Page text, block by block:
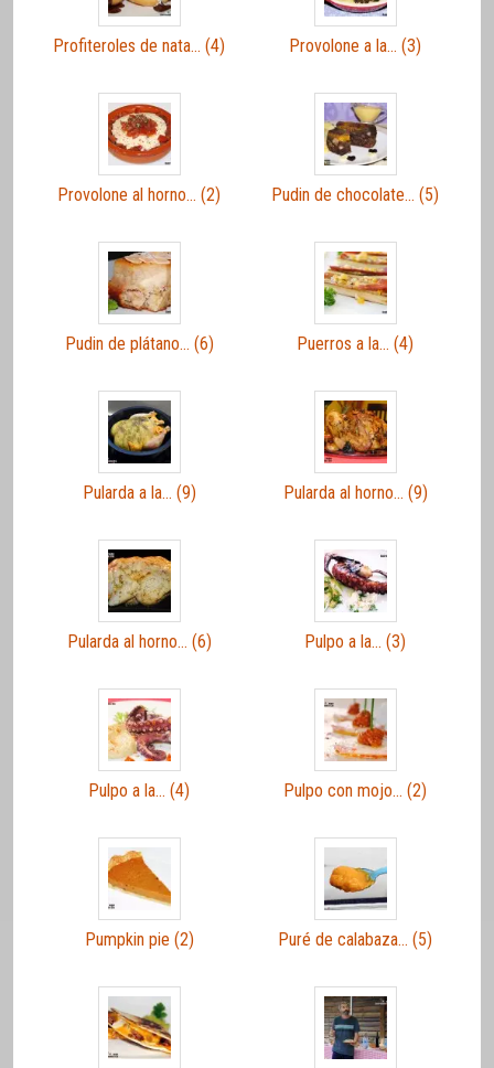
Profiteroles de nata… (4) Provolone a la… (3)
Provolone al horno… (2) Pudin de chocolate… (5)
Pudin de plátano… (6) Puerros a la… (4)
Pularda a la… (9) Pularda al horno… (9)
Pularda al horno… (6) Pulpo a la… (3)
Pulpo a la… (4) Pulpo con mojo… (2)
Pumpkin pie (2) Puré de calabaza… (5)